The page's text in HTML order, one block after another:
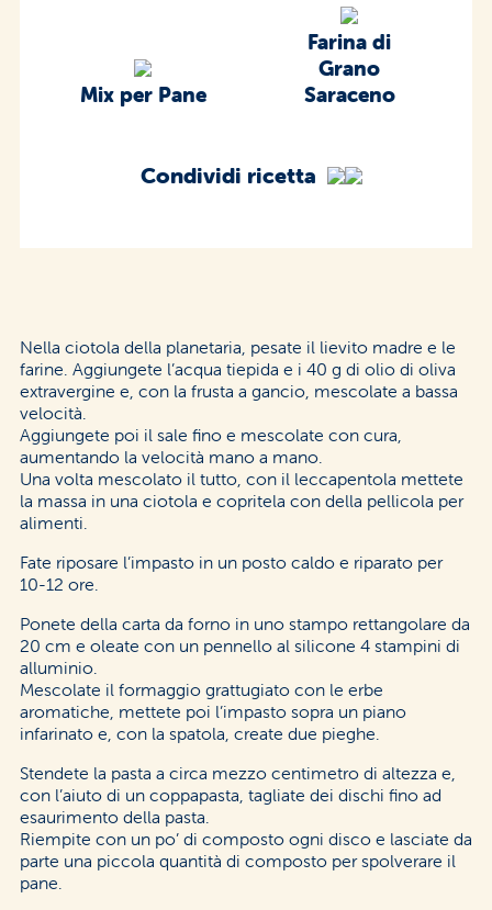
Mix per Pane
Farina di
Grano
Saraceno
Condividi ricetta
Nella ciotola della planetaria, pesate il lievito madre e le
farine. Aggiungete l’acqua tiepida e i 40 g di olio di oliva
extravergine e, con la frusta a gancio, mescolate a bassa
velocità.
Aggiungete poi il sale fino e mescolate con cura,
aumentando la velocità mano a mano.
Una volta mescolato il tutto, con il leccapentola mettete
la massa in una ciotola e copritela con della pellicola per
alimenti.
Fate riposare l’impasto in un posto caldo e riparato per
10-12 ore.
Ponete della carta da forno in uno stampo rettangolare da
20 cm e oleate con un pennello al silicone 4 stampini di
alluminio.
Mescolate il formaggio grattugiato con le erbe
aromatiche, mettete poi l’impasto sopra un piano
infarinato e, con la spatola, create due pieghe.
Stendete la pasta a circa mezzo centimetro di altezza e,
con l’aiuto di un coppapasta, tagliate dei dischi fino ad
esaurimento della pasta.
Riempite con un po’ di composto ogni disco e lasciate da
parte una piccola quantità di composto per spolverare il
pane.